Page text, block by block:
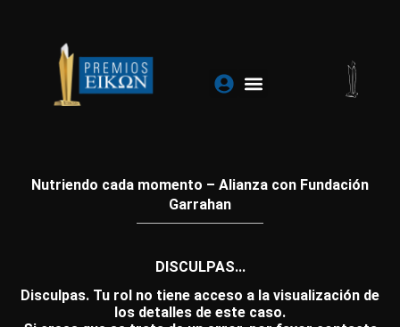
contenido
Nutriendo cada momento – Alianza con Fundación
Garrahan
DISCULPAS...
Disculpas. Tu rol no tiene acceso a la visualización de
los detalles de este caso.